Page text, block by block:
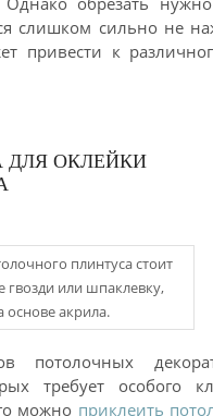
слишком сильно не
привести к
ДЛЯ ОКЛЕЙКИ
плинтуса стоит
гвозди или шпаклевку,
основе акрила.
потолочных
требует особого
можно приклеить